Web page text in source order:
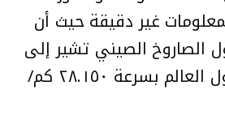
غير دقيقة حيث أن
الصاروخ الصيني تشير إلى
أنه لا زال يدور حول العالم بسرعة ٢٨.١٥٠ كم/